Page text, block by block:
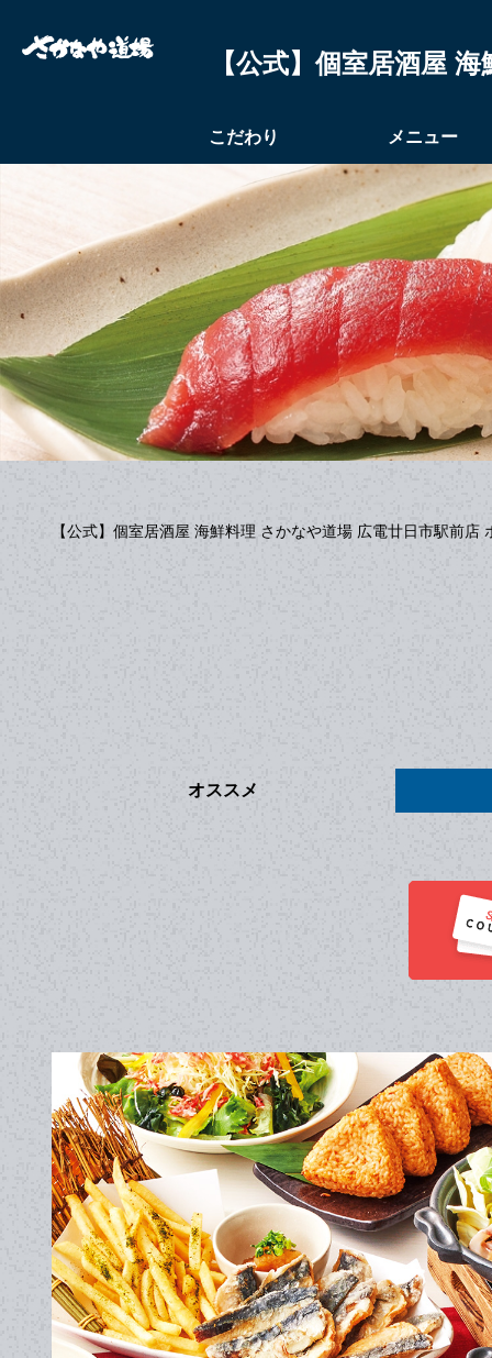
【公式】個室居酒屋
こだわり メニュー
【公式】個室居酒屋 海鮮料理 さかなや道場 広電廿日市駅前店
オススメ